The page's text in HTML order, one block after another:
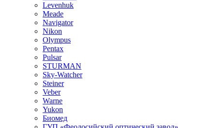
Levenhuk
Meade
Navigator
Nikon
Olympus
Pentax
Pulsar
STURMAN
Sky-Watcher
Steiner
Veber
Warne
Yukon
Биомед